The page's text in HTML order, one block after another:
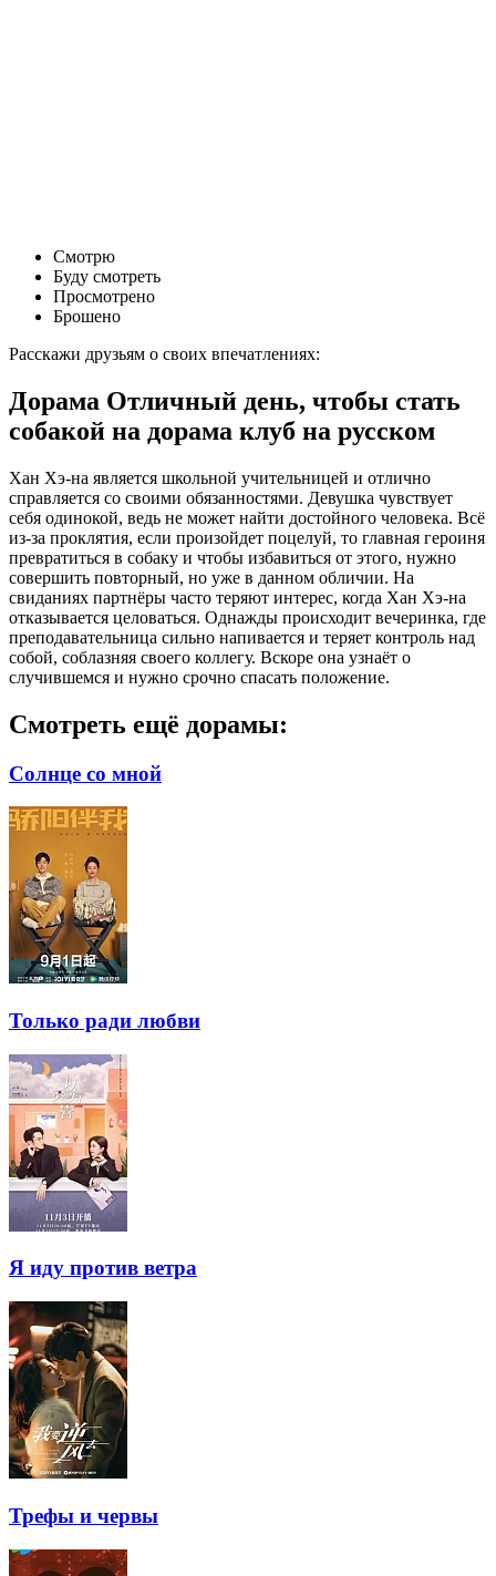
Смотрю
Буду смотреть
Просмотрено
Брошено
Расскажи друзьям о своих впечатлениях:
Дорама Отличный день, чтобы стать
собакой на дорама клуб на русском
Хан Хэ-на является школьной учительницей и отлично
справляется со своими обязанностями. Девушка чувствует
себя одинокой, ведь не может найти достойного человека. Всё
из-за проклятия, если произойдет поцелуй, то главная героиня
превратиться в собаку и чтобы избавиться от этого, нужно
совершить повторный, но уже в данном обличии. На
свиданиях партнёры часто теряют интерес, когда Хан Хэ-на
отказывается целоваться. Однажды происходит вечеринка, где
преподавательница сильно напивается и теряет контроль над
собой, соблазняя своего коллегу. Вскоре она узнаёт о
случившемся и нужно срочно спасать положение.
Смотреть ещё дорамы:
Солнце со мной
Только ради любви
Я иду против ветра
Трефы и червы